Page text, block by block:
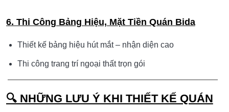
6. Thi Công Bảng Hiệu, Mặt Tiền Quán Bida
Thiết kế bảng hiệu hút mắt – nhận diện cao
Thi công trang trí ngoại thất trọn gói
🔍 NHỮNG LƯU Ý KHI THIẾT KẾ QUÁN